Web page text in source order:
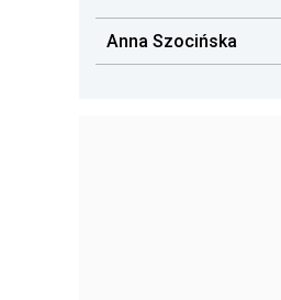
Anna Szocińska